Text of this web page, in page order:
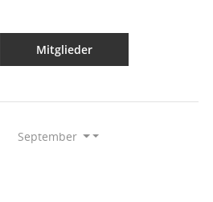
Mitglieder
September